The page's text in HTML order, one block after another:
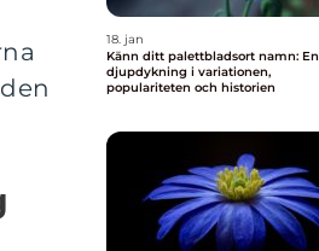
18. jan
Känn ditt palettbladsort namn: En
djupdykning i variationen,
populariteten och historien